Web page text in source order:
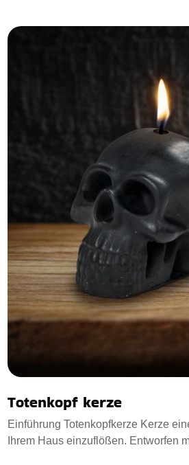
Totenkopf kerze
Einführung Totenkopfkerze Kerze
Ihrem Haus einzuflößen. Entworfen